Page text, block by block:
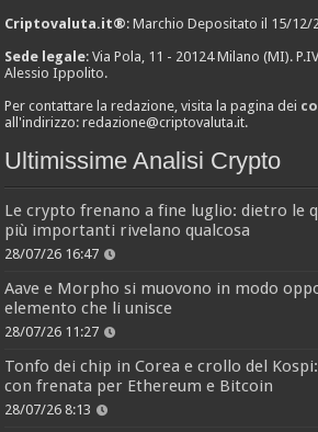
Criptovaluta.it®: Marchio Depositato il 15/12/
Sede legale: Via Pola, 11 - 20124 Milano (MI).
Alessio Ippolito.
Per contattare la redazione, visita la pagina dei
all'indirizzo:redazione@criptovaluta.it.
Ultimissime Analisi Crypto
Le crypto frenano a fine luglio: dietro le
più importanti rivelano qualcosa
28/07/26 16:47
Aave e Morpho si muovono in modo
elemento che li unisce
28/07/26 11:27
Tonfo dei chip in Corea e crollo del
con frenata per Ethereum e Bitcoin
28/07/26 8:13